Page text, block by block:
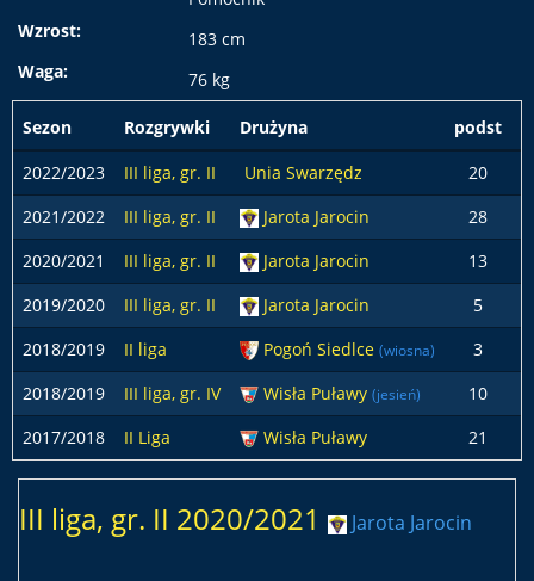
Wzrost:
183 cm
Waga:
76 kg
Sezon Rozgrywki Drużyna podst
2022/2023
III liga, gr. II Unia Swarzędz
20
2021/2022
III liga, gr. II Jarota Jarocin
28
2020/2021
III liga, gr. II Jarota Jarocin
13
2019/2020
III liga, gr. II Jarota Jarocin
5
2018/2019
II liga Pogoń Siedlce (wiosna)
3
2018/2019
III liga, gr. IV Wisła Puławy (jesień)
10
2017/2018
II Liga Wisła Puławy 21
III liga, gr. II 2020/2021 Jarota Jarocin